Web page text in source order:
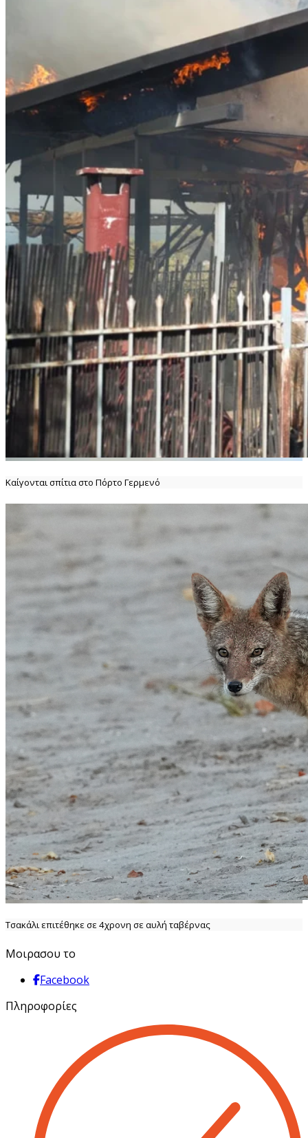
Καίγονται σπίτια στο Πόρτο Γερμενό
Τσακάλι επιτέθηκε σε 4χρονη σε αυλή ταβέρνας
Μοιρασου το
Facebook
Πληροφορίες